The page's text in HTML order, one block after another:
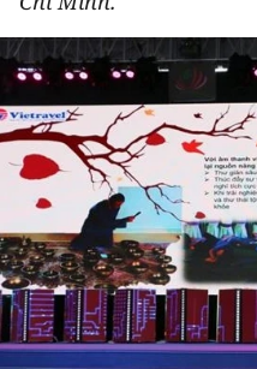
THỂ THAO
GIÁO DỤC
Y TẾ
KHOA HỌC - CÔNG NGHỆ
MÔI TRƯỜNG
BẠN ĐỌC